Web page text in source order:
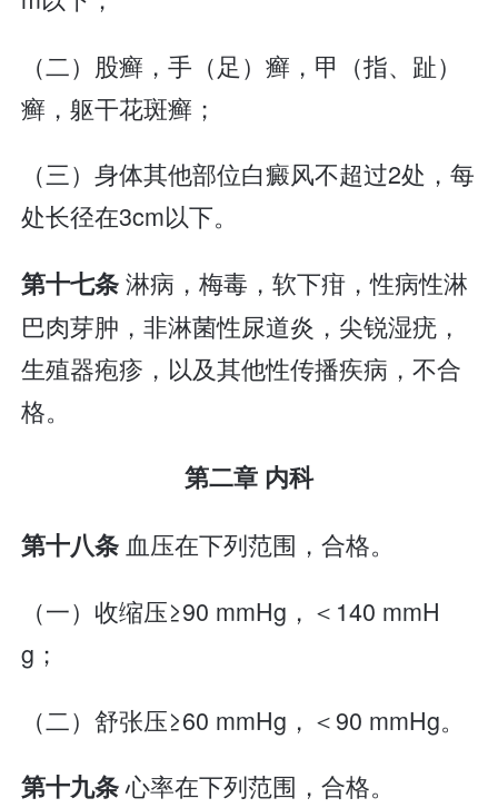
（二）股癣，手（足）癣，甲（指、趾）
癣，躯干花斑癣；
（三）身体其他部位白癜风不超过2处，每
处长径在3cm以下。
第十七条淋病，梅毒，软下疳，性病性淋
巴肉芽肿，非淋菌性尿道炎，尖锐湿疣，
生殖器疱疹，以及其他性传播疾病，不合
格。
第二章 内科
第十八条 血压在下列范围，合格。
（一）收缩压≥90 mmHg，＜140 mmH
g；
（二）舒张压≥60 mmHg，＜90 mmHg。
第十九条心率在下列范围，合格。